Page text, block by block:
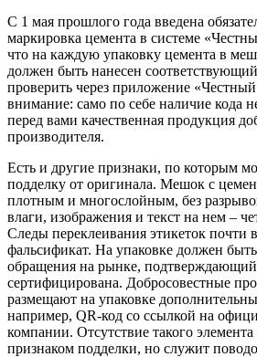
С 1 мая прошлого года введена
маркировка цемента в системе
что на каждую упаковку цемента в
должен быть нанесен
проверить через приложение
внимание: само по себе наличие кода
перед вами качественная продукция
производителя.
Есть и другие признаки, по которым
подделку от оригинала. Мешок с
плотным и многослойным, без
влаги, изображения и текст на нем –
Следы переклеивания этикеток почти
фальсификат. На упаковке должен быть
обращения на рынке,
сертифицирована. Добросовестные
размещают на упаковке
например, QR-код со ссылкой на
компании. Отсутствие такого
признаком подделки, но служит